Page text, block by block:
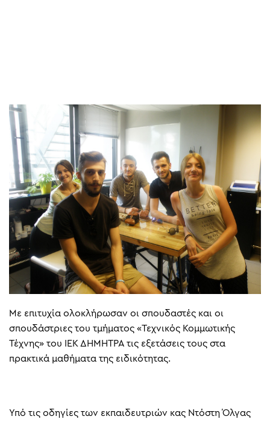
Με επιτυχία ολοκλήρωσαν οι σπουδαστές και οι
σπουδάστριες του τμήματος «Τεχνικός Κομμωτικής
Τέχνης» του ΙΕΚ ΔΗΜΗΤΡΑ τις εξετάσεις τους στα
πρακτικά μαθήματα της ειδικότητας.
Υπό τις οδηγίες των εκπαιδευτριών κας Ντόστη Όλγας